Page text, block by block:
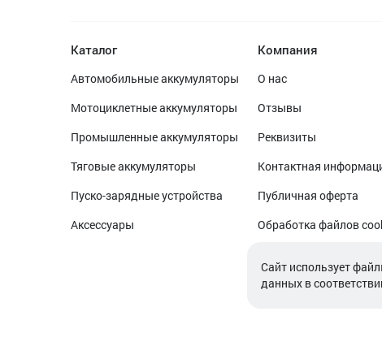
Каталог
Автомобильные аккумуляторы
Мотоциклетные аккумуляторы
Промышленные аккумуляторы
Тяговые аккумуляторы
Пуско-зарядные устройства
Аксессуары
Компания
О нас
Отзывы
Реквизиты
Контактная
Публичная оферта
Обработка файлов
Cайт использует
данных в